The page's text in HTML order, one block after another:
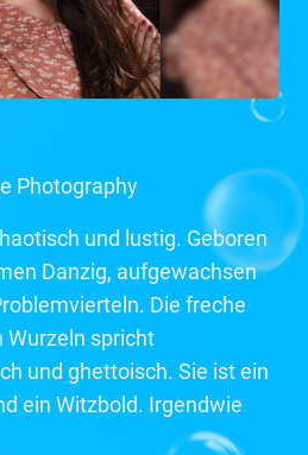
Photography
und lustig. Geboren
Danzig, aufgewachsen
Die freche
Wurzeln spricht
und ghettoisch. Sie ist ein
ein Witzbold. Irgendwie